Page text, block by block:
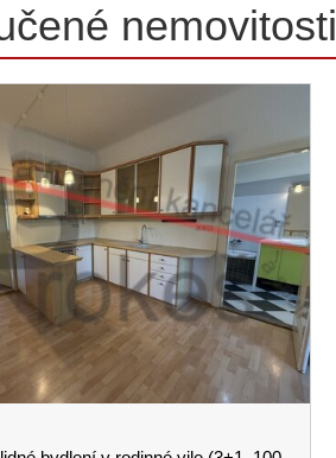
nemovitosti